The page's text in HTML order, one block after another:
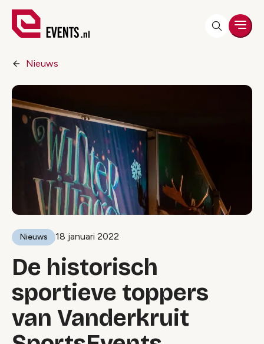
Nieuws
Nieuws 18 januari 2022
De historisch
sportieve toppers
van Vanderkruit